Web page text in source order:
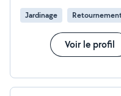
Jardinage
Voir le profil